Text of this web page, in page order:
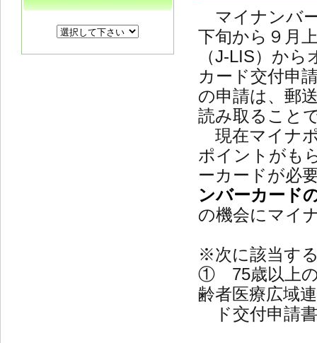
マイナンバ
下旬から９月
（J-LIS）から
カード交付申
の申請は、郵
読み取ること
現在マイナ
ポイントがも
ーカードが必
ンバーカード
の機会にマイ
※次に該当す
① 75歳以上の
齢者医療広域
ド交付申請